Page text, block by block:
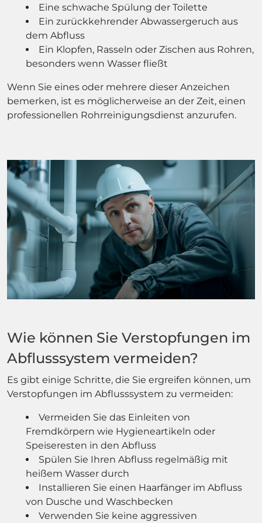
Eine schwache Spülung der Toilette
Ein zurückkehrender Abwassergeruch aus
dem Abfluss
Ein Klopfen, Rasseln oder Zischen aus Rohren,
besonders wenn Wasser fließt
Wenn Sie eines oder mehrere dieser Anzeichen
bemerken, ist es möglicherweise an der Zeit, einen
professionellen Rohrreinigungsdienst anzurufen.
Wie können Sie Verstopfungen im
Abflusssystem vermeiden?
Es gibt einige Schritte, die Sie ergreifen können, um
Verstopfungen im Abflusssystem zu vermeiden:
Vermeiden Sie das Einleiten von
Fremdkörpern wie Hygieneartikeln oder
Speiseresten in den Abfluss
Spülen Sie Ihren Abfluss regelmäßig mit
heißem Wasser durch
Installieren Sie einen Haarfänger im Abfluss
von Dusche und Waschbecken
Verwenden Sie keine aggressiven